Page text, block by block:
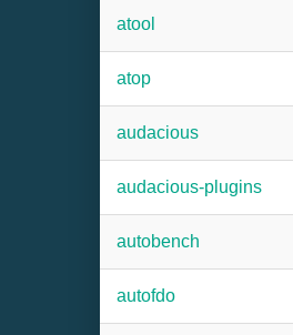
atool
atop
audacious
audacious-plugins
autobench
autofdo